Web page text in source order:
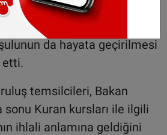
anlaşmasında yer alan,
kitaplarının
da hayata geçirilmesi
etti.
temsilcileri, Bakan
sonu Kuran kursları ile ilgili
ihlali anlamına geldiğini